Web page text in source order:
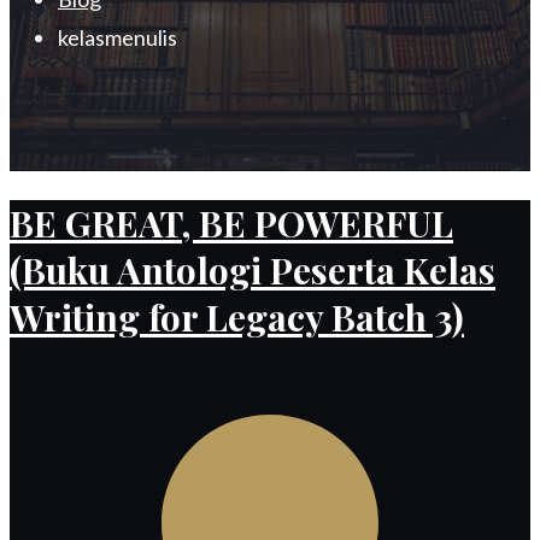
kelasmenulis
BE GREAT, BE POWERFUL
(Buku Antologi Peserta Kelas
Writing for Legacy Batch 3)